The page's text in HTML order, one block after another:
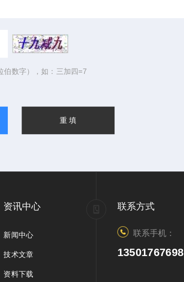
伯数字），如：三加四=7
资讯中心
新闻中心
技术文章
资料下载
联系方式
联系手机：
13501767698